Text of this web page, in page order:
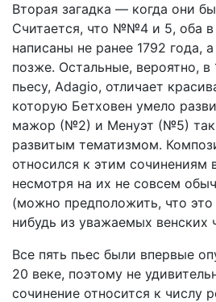
Вторая загадка — когда они
Считается, что №№4 и 5, оба
написаны не ранее 1792 года,
позже. Остальные, вероятно,
пьесу, Adagio, отличает
которую Бетховен умело
мажор (№2) и Менуэт (№5)
развитым тематизмом.
относился к этим сочинениям
несмотря на их не совсем
(можно предположить, что это
нибудь из уважаемых венских
Все пять пьес были впервые
20 веке, поэтому не
сочинение относится к числу